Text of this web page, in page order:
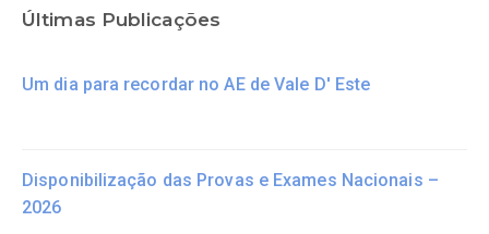
Últimas Publicações
Um dia para recordar no AE de Vale D' Este
Disponibilização das Provas e Exames Nacionais –
2026